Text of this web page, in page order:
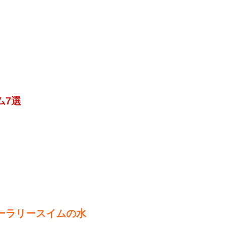
7選
ラリースイムの水